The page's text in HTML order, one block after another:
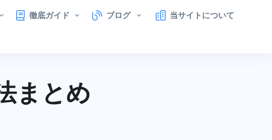
徹底ガイド ブログ 当サイトについて
まとめ